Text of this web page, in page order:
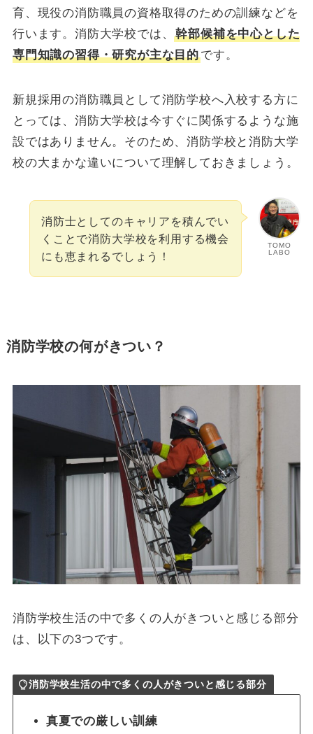
育、現役の消防職員の資格取得のための訓練などを
行います。消防大学校では、幹部候補を中心とした
専門知識の習得・研究が主な目的です。
新規採用の消防職員として消防学校へ入校する方に
とっては、消防大学校は今すぐに関係するような施
設ではありません。そのため、消防学校と消防大学
校の大まかな違いについて理解しておきましょう。
TOMO
LABO
消防士としてのキャリアを積んでい
くことで消防大学校を利用する機会
にも恵まれるでしょう！
消防学校の何がきつい？
消防学校生活の中で多くの人がきついと感じる部分
は、以下の3つです。
消防学校生活の中で多くの人がきついと感じる部分
真夏での厳しい訓練